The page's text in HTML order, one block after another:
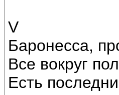
V
Баронесса,
Все вокруг
Есть